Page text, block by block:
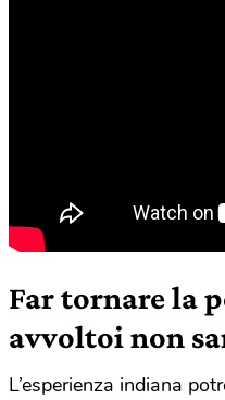
Far tornare la
avvoltoi non
L’esperienza indiana